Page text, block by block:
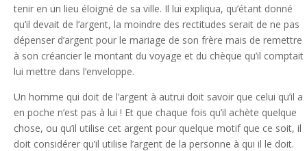
tenir en un lieu éloigné de sa ville. Il lui expliqua, qu’étant donné
qu’il devait de l’argent, la moindre des rectitudes serait de ne pas
dépenser d’argent pour le mariage de son frère mais de remettre
à son créancier le montant du voyage et du chèque qu’il comptait
lui mettre dans l’enveloppe.
Un homme qui doit de l’argent à autrui doit savoir que celui qu’il a
en poche n’est pas à lui ! Et que chaque fois qu’il achète quelque
chose, ou qu’il utilise cet argent pour quelque motif que ce soit, il
doit considérer qu’il utilise l’argent de la personne à qui il le doit.